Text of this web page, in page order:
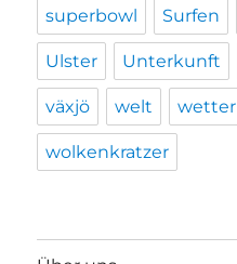
superbowl Surfen
Ulster Unterkunft
växjö welt wetter
wolkenkratzer